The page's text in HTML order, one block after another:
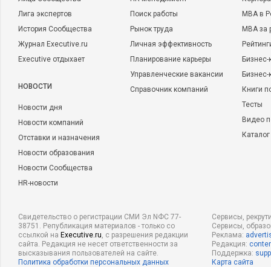
Лига экспертов
История Сообщества
Журнал Executive.ru
Executive отдыхает
НОВОСТИ
Новости дня
Новости компаний
Отставки и назначения
Новости образования
Новости Сообщества
HR-новости
Поиск работы
Рынок труда
Личная эффективность
Планирование карьеры
Управленческие вакансии
Справочник компаний
MBA в
MBA
Бизнес-
Книги
Тесты
Видео
Свидетельство о регистрации СМИ Эл NФС 77-
38751. Републикация материалов - только со
ссылкой на Executive.ru, с разрешения редакции
сайта. Редакция не несет ответственности за
высказывания пользователей на сайте.
Политика обработки персональных данных
Сервисы,
Сервисы,
Реклама:
Редакция:
Поддержка:
Карта сайта